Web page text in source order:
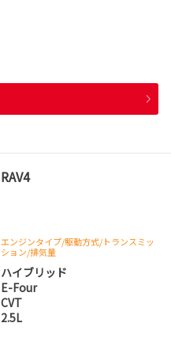
RAV4
エンジンタイプ/駆動方式/トランスミッ
ション/排気量
ハイブリッド
E-Four
CVT
2.5L